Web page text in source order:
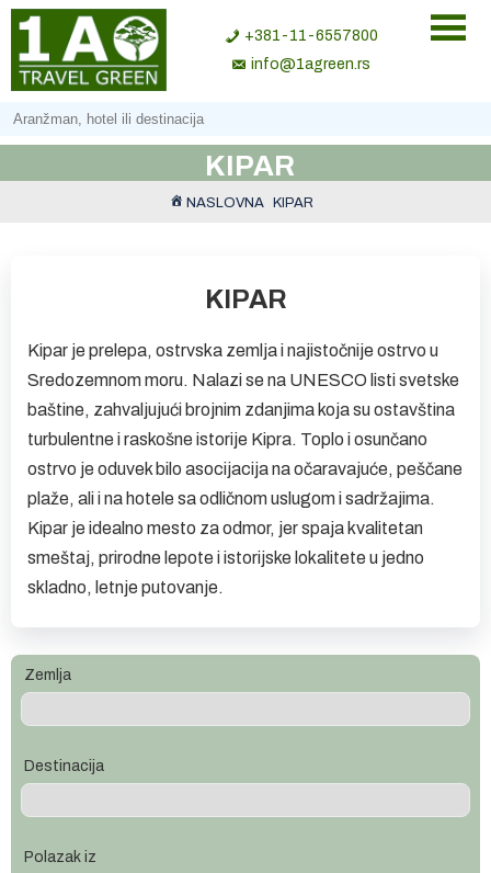
+381-11-6557800
info@1agreen.rs
KIPAR
NASLOVNA KIPAR
KIPAR
Kipar je prelepa, ostrvska zemlja i najistočnije ostrvo u
Sredozemnom moru. Nalazi se na UNESCO listi svetske
baštine, zahvaljujući brojnim zdanjima koja su ostavština
turbulentne i raskošne istorije Kipra. Toplo i osunčano
ostrvo je oduvek bilo asocijacija na očaravajuće, peščane
plaže, ali i na hotele sa odličnom uslugom i sadržajima.
Kipar je idealno mesto za odmor, jer spaja kvalitetan
smeštaj, prirodne lepote i istorijske lokalitete u jedno
skladno, letnje putovanje.
Zemlja
Destinacija
Polazak iz